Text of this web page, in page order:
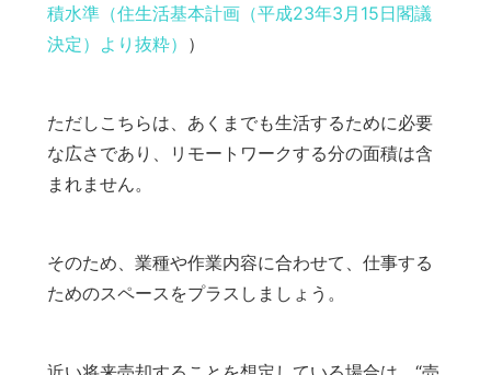
積水準（住生活基本計画（平成23年3月15日閣議
決定）より抜粋） ）
ただしこちらは、あくまでも生活するために必要
な広さであり、リモートワークする分の面積は含
まれません。
そのため、業種や作業内容に合わせて、仕事する
ためのスペースをプラスしましょう。